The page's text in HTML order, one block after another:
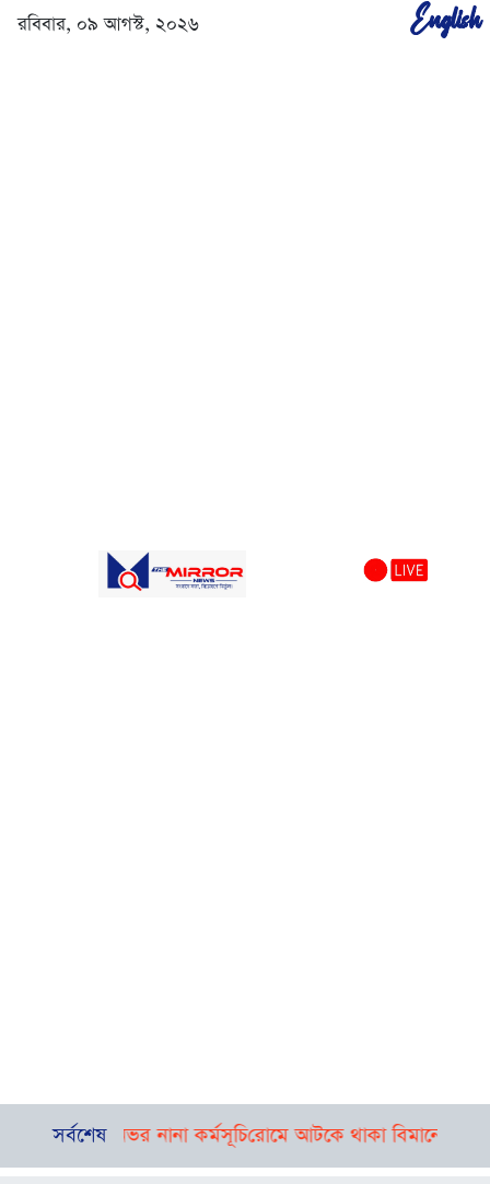
রবিবার, ০৯ আগস্ট, ২০২৬ English
সর্বশেষ
দিনভর নানা কর্মসূচিরোমে আটকে থাকা বিমানের ফ্লাইট ঢাকায়